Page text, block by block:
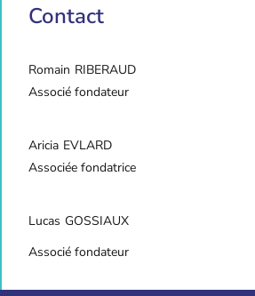
Contact
Romain RIBERAUD
Associé fondateur
Aricia EVLARD
Associée fondatrice
Lucas GOSSIAUX
Associé fondateur